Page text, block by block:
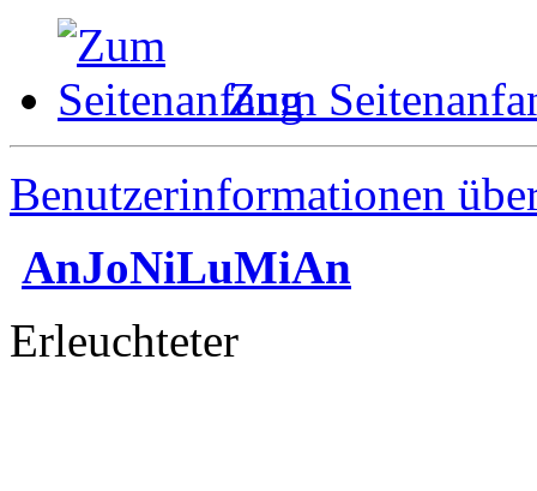
Zum
Benutzerinformationen
AnJoNiLuMiAn
Erleuchteter